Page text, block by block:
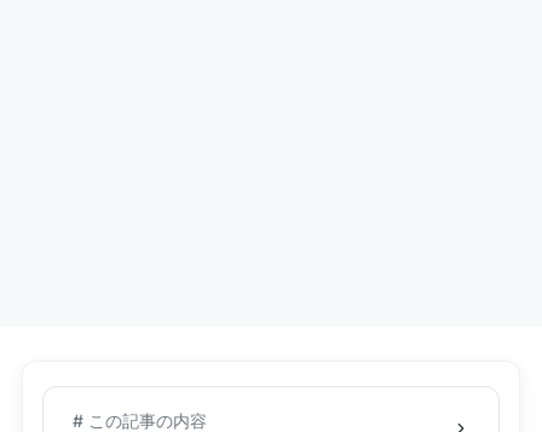
# この記事の内容